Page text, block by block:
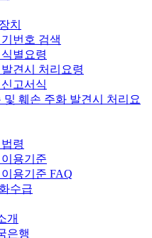
치
번호 검색
별요령
견시 처리요령
고서식
및 훼손 주화 발견시 처리요
령
용기준
용기준 FAQ
수급
개
은행